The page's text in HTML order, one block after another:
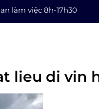
làm việc 8h-17h30
lieu di vin